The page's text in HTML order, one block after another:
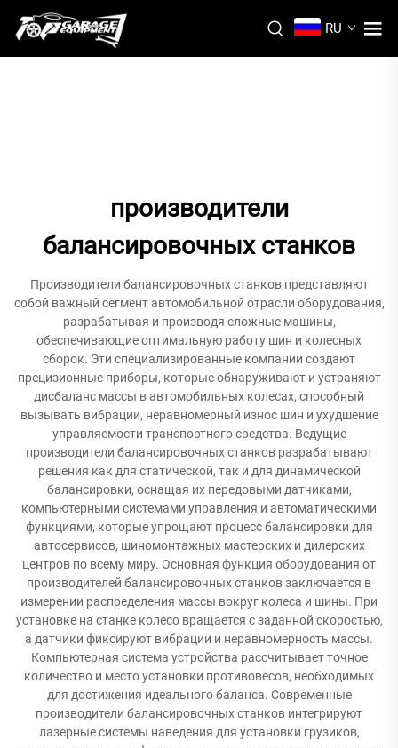
RU
производители
балансировочных станков
Производители балансировочных станков представляют
собой важный сегмент автомобильной отрасли оборудования,
разрабатывая и производя сложные машины,
обеспечивающие оптимальную работу шин и колесных
сборок. Эти специализированные компании создают
прецизионные приборы, которые обнаруживают и устраняют
дисбаланс массы в автомобильных колесах, способный
вызывать вибрации, неравномерный износ шин и ухудшение
управляемости транспортного средства. Ведущие
производители балансировочных станков разрабатывают
решения как для статической, так и для динамической
балансировки, оснащая их передовыми датчиками,
компьютерными системами управления и автоматическими
функциями, которые упрощают процесс балансировки для
автосервисов, шиномонтажных мастерских и дилерских
центров по всему миру. Основная функция оборудования от
производителей балансировочных станков заключается в
измерении распределения массы вокруг колеса и шины. При
установке на станке колесо вращается с заданной скоростью,
а датчики фиксируют вибрации и неравномерность массы.
Компьютерная система устройства рассчитывает точное
количество и место установки противовесов, необходимых
для достижения идеального баланса. Современные
производители балансировочных станков интегрируют
лазерные системы наведения для установки грузиков,